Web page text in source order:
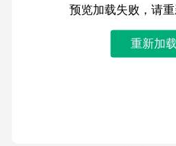
预览加载失败，请
重新加载